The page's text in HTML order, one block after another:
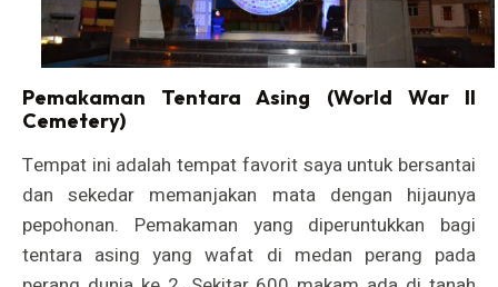
Pemakaman Tentara Asing (World War II
Cemetery)
Tempat ini adalah tempat favorit saya untuk bersantai
dan sekedar memanjakan mata dengan hijaunya
pepohonan. Pemakaman yang diperuntukkan bagi
tentara asing yang wafat di medan perang pada